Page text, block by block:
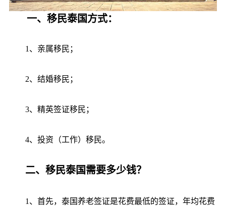
一、移民泰国方式：
1、亲属移民；
2、结婚移民；
3、精英签证移民；
4、投资（工作）移民。
二、移民泰国需要多少钱？
1、首先，泰国养老签证是花费最低的签证，年均花费